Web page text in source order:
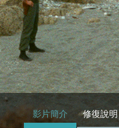
影片簡介 修復說明